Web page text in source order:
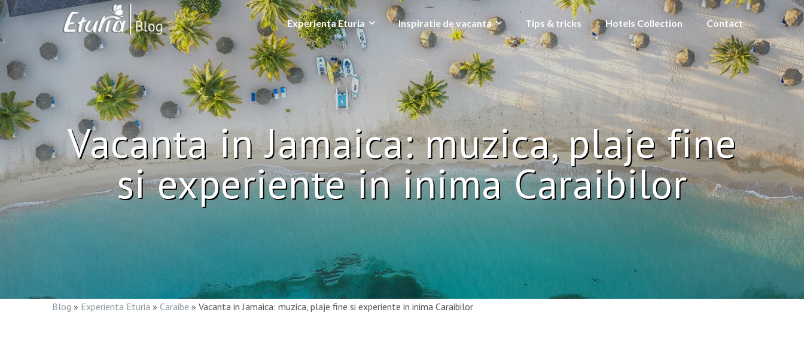
Experienta Eturia Inspiratie de vacanta Tips & tricks Hotels Collection Contact
Vacanta in Jamaica: muzica, plaje fine
si experiente in inima Caraibilor
Blog » Experienta Eturia » Caraibe » Vacanta in Jamaica: muzica, plaje fine si experiente in inima Caraibilor